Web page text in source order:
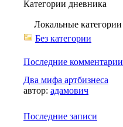
Категории дневника
Локальные категории
Без категории
Последние комментарии
Два мифа артбизнеса
автор: адамович
Последние записи